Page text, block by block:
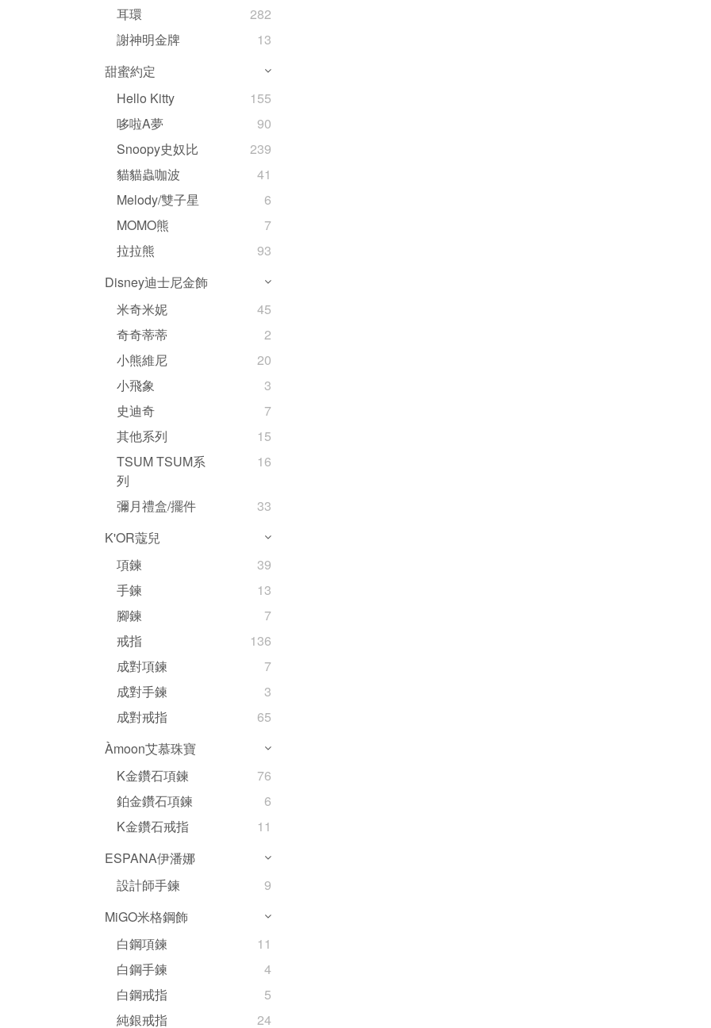
耳環
282
謝神明金牌
13
甜蜜約定
Hello Kitty
155
哆啦A夢
90
Snoopy史奴比
239
貓貓蟲咖波
41
Melody/雙子星
6
MOMO熊
7
拉拉熊
93
Disney迪士尼金飾
米奇米妮
45
奇奇蒂蒂
2
小熊維尼
20
小飛象
3
史迪奇
7
其他系列
15
TSUM TSUM系
列
16
彌月禮盒/擺件
33
K'OR蔻兒
項鍊
39
手鍊
13
腳鍊
7
戒指
136
成對項鍊
7
成對手鍊
3
成對戒指
65
Àmoon艾慕珠寶
K金鑽石項鍊
76
鉑金鑽石項鍊
6
K金鑽石戒指
11
ESPANA伊潘娜
設計師手鍊
9
MiGO米格鋼飾
白鋼項鍊
11
白鋼手鍊
4
白鋼戒指
5
純銀戒指
24